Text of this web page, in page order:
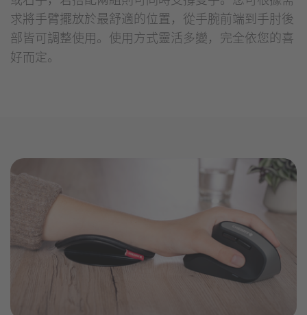
求將手臂擺放於最舒適的位置，從手腕前端到手肘後
部皆可調整使用。使用方式靈活多變，完全依您的喜
好而定。